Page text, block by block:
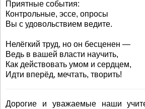
Приятные события:
Контрольные, эссе, опросы
Вы с удовольствием ведите.
Нелёгкий труд, но он бесценен —
Ведь в вашей власти научить,
Как действовать умом и сердцем,
Идти вперёд, мечтать, творить!
Дорогие и уважаемые наши